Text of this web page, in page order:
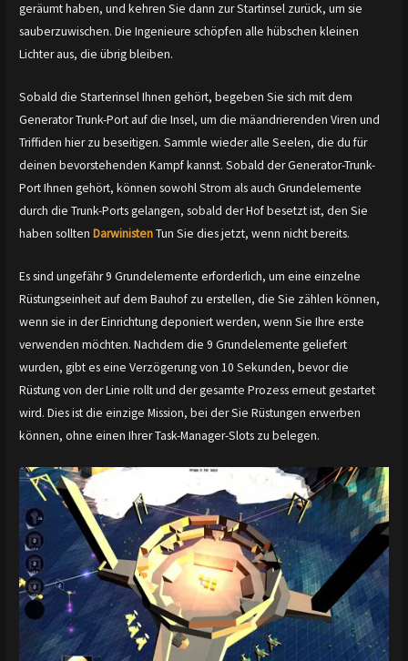
geräumt haben, und kehren Sie dann zur Startinsel zurück, um sie
sauberzuwischen. Die Ingenieure schöpfen alle hübschen kleinen
Lichter aus, die übrig bleiben.
Sobald die Starterinsel Ihnen gehört, begeben Sie sich mit dem
Generator Trunk-Port auf die Insel, um die mäandrierenden Viren und
Triffiden hier zu beseitigen. Sammle wieder alle Seelen, die du für
deinen bevorstehenden Kampf kannst. Sobald der Generator-Trunk-
Port Ihnen gehört, können sowohl Strom als auch Grundelemente
durch die Trunk-Ports gelangen, sobald der Hof besetzt ist, den Sie
haben solltenDarwinistenTun Sie dies jetzt, wenn nicht bereits.
Es sind ungefähr 9 Grundelemente erforderlich, um eine einzelne
Rüstungseinheit auf dem Bauhof zu erstellen, die Sie zählen können,
wenn sie in der Einrichtung deponiert werden, wenn Sie Ihre erste
verwenden möchten. Nachdem die 9 Grundelemente geliefert
wurden, gibt es eine Verzögerung von 10 Sekunden, bevor die
Rüstung von der Linie rollt und der gesamte Prozess erneut gestartet
wird. Dies ist die einzige Mission, bei der Sie Rüstungen erwerben
können, ohne einen Ihrer Task-Manager-Slots zu belegen.